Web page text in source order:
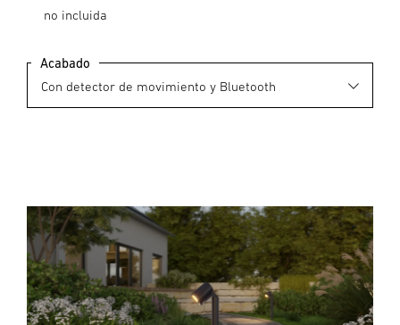
no incluida
Acabado